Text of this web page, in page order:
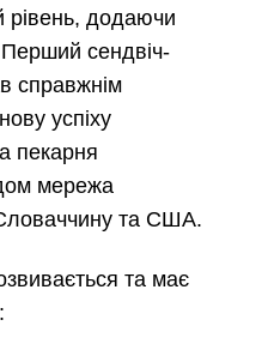
рівень, додаючи
сендвіч-
справжнім
успіху
пекарня
мережа
та США.
та має